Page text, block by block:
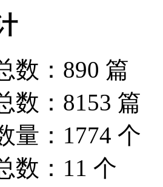
数：890 篇
数：8153 篇
量：1774 个
数：11 个